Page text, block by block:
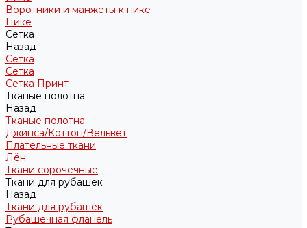
Воротники и манжеты к пике
Пике
Сетка
Назад
Сетка
Сетка
Сетка Принт
Тканые полотна
Назад
Тканые полотна
Джинса/Коттон/Вельвет
Плательные ткани
Лён
Ткани сорочечные
Ткани для рубашек
Назад
Ткани для рубашек
Рубашечная фланель